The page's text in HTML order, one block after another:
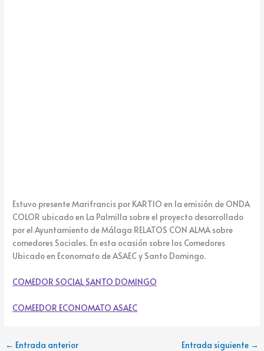
Estuvo presente Marifrancis por KARTIO en la emisión de ONDA
COLOR ubicado en La Palmilla sobre el proyecto desarrollado
por el Ayuntamiento de Málaga RELATOS CON ALMA sobre
comedores Sociales. En esta ocasión sobre los Comedores
Ubicado en Economato de ASAEC y Santo Domingo.
COMEDOR SOCIAL SANTO DOMINGO
COMEEDOR ECONOMATO ASAEC
← Entrada anterior Entrada siguiente →